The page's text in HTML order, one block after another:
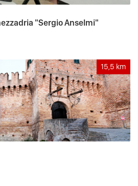
"Sergio Anselmi"
15,5 km